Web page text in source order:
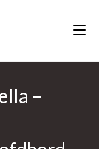
–